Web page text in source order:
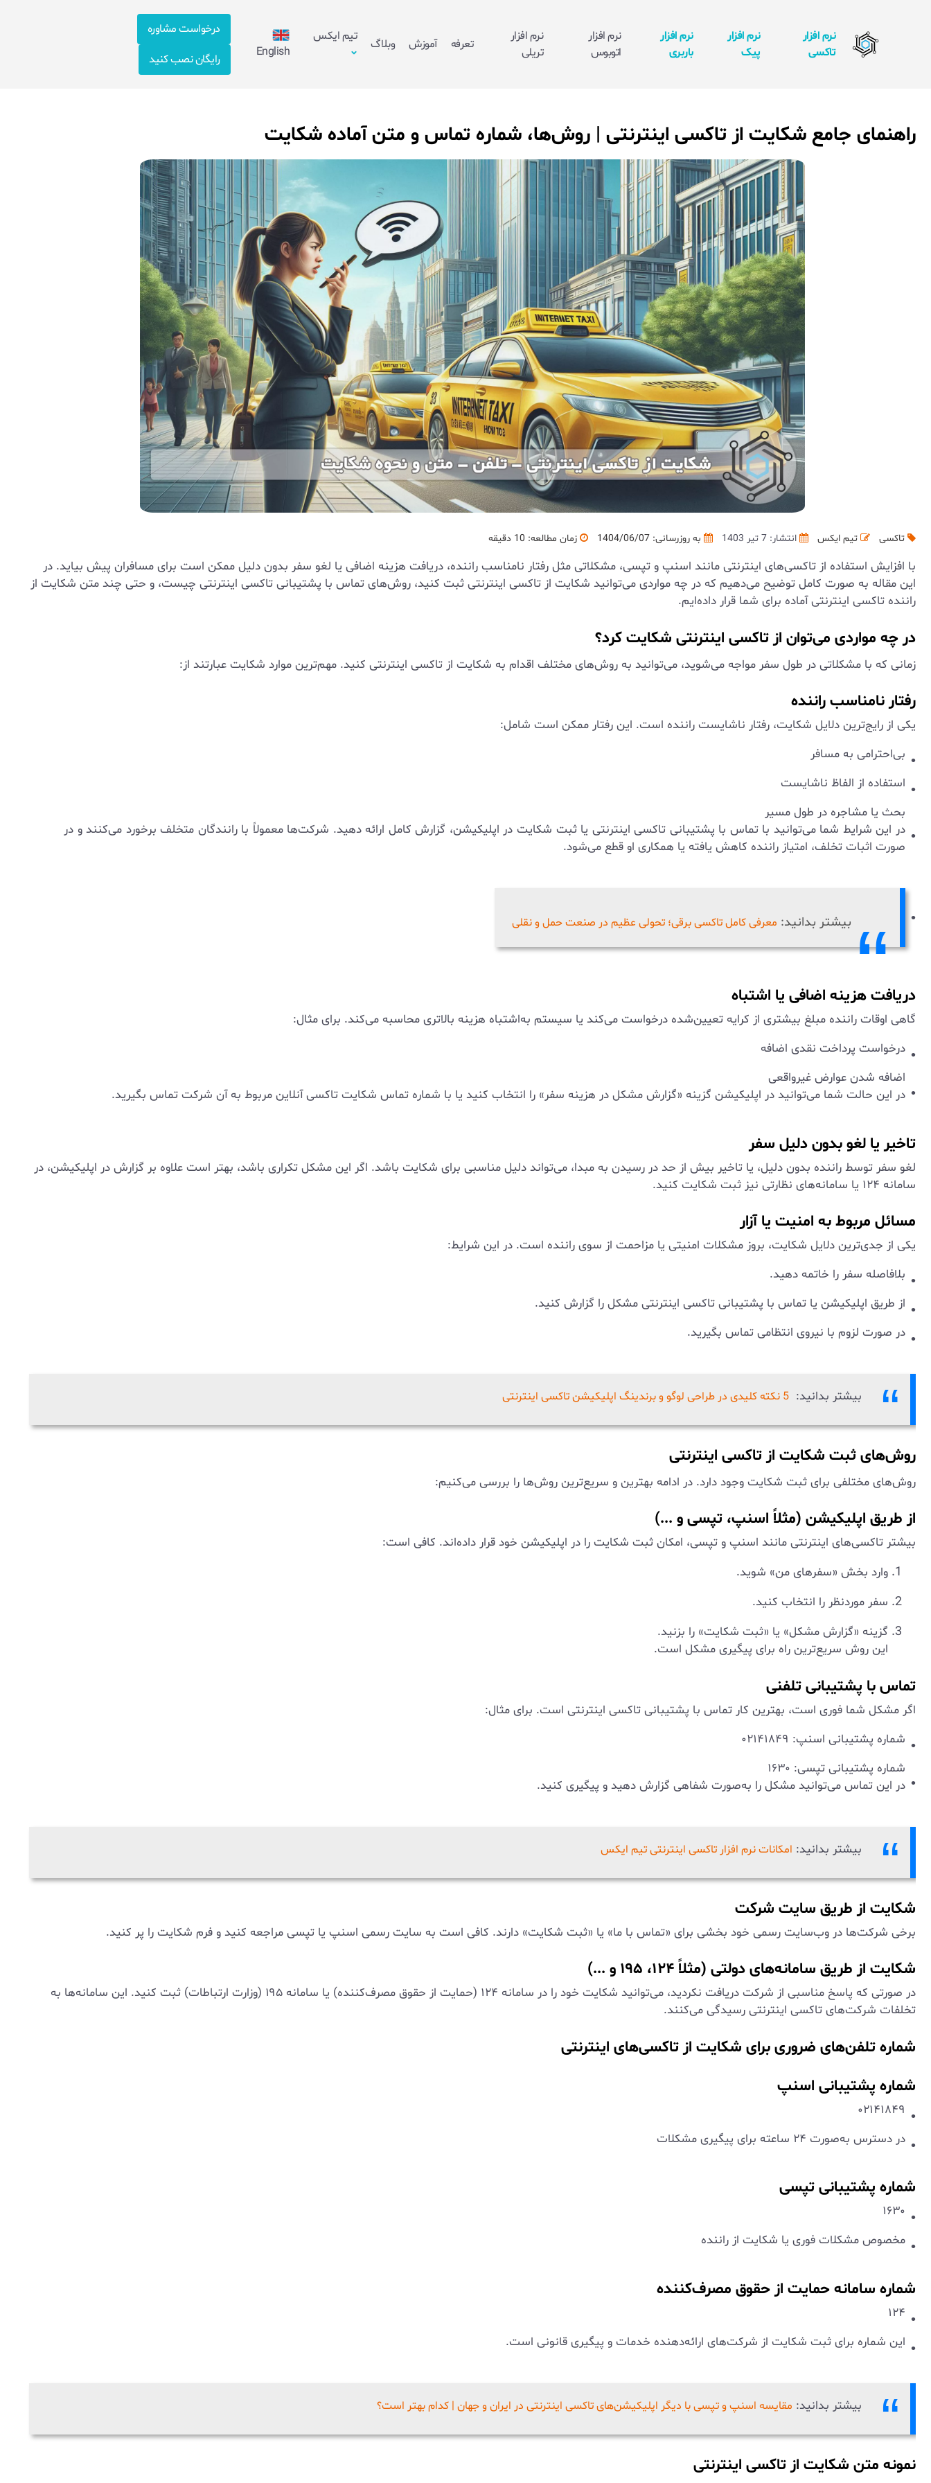
نرم افزار
تاکسی
نرم افزار
پیک
نرم افزار
باربری
نرم افزار
اتوبوس
نرم افزار
تریلی
تعرفه آموزش وبلاگ
تیم ایکس
English
درخواست مشاوره
رایگان نصب کنید
راهنمای جامع شکایت از تاکسی اینترنتی | روش‌ها، شماره تماس و متن آماده شکایت
تاکسی تیم ایکس انتشار: 7 تیر 1403 به روزرسانی: 1404/06/07 زمان مطالعه: 10 دقیقه
با افزایش استفاده از تاکسی‌های اینترنتی مانند اسنپ و تپسی، مشکلاتی مثل رفتار نامناسب راننده، دریافت هزینه اضافی یا لغو سفر بدون دلیل ممکن است برای مسافران پیش بیاید. در
این مقاله به صورت کامل توضیح می‌دهیم که در چه مواردی می‌توانید شکایت از تاکسی اینترنتی ثبت کنید، روش‌های تماس با پشتیبانی تاکسی اینترنتی چیست، و حتی چند متن شکایت از
راننده تاکسی اینترنتی آماده برای شما قرار داده‌ایم.
در چه مواردی می‌توان از تاکسی اینترنتی شکایت کرد؟
زمانی که با مشکلاتی در طول سفر مواجه می‌شوید، می‌توانید به روش‌های مختلف اقدام به شکایت از تاکسی اینترنتی کنید. مهم‌ترین موارد شکایت عبارتند از:
رفتار نامناسب راننده
یکی از رایج‌ترین دلایل شکایت، رفتار ناشایست راننده است. این رفتار ممکن است شامل:
بی‌احترامی به مسافر
استفاده از الفاظ ناشایست
بحث یا مشاجره در طول مسیر
در این شرایط شما می‌توانید با تماس با پشتیبانی تاکسی اینترنتی یا ثبت شکایت در اپلیکیشن، گزارش کامل ارائه دهید. شرکت‌ها معمولاً با رانندگان متخلف برخورد می‌کنند و در
صورت اثبات تخلف، امتیاز راننده کاهش یافته یا همکاری او قطع می‌شود.
بیشتر بدانید: معرفی کامل تاکسی برقی؛ تحولی عظیم در صنعت حمل و نقلی
دریافت هزینه اضافی یا اشتباه
گاهی اوقات راننده مبلغ بیشتری از کرایه تعیین‌شده درخواست می‌کند یا سیستم به‌اشتباه هزینه بالاتری محاسبه می‌کند. برای مثال:
درخواست پرداخت نقدی اضافه
اضافه شدن عوارض غیرواقعی
در این حالت شما می‌توانید در اپلیکیشن گزینه «گزارش مشکل در هزینه سفر» را انتخاب کنید یا با شماره تماس شکایت تاکسی آنلاین مربوط به آن شرکت تماس بگیرید.
تاخیر یا لغو بدون دلیل سفر
لغو سفر توسط راننده بدون دلیل، یا تاخیر بیش از حد در رسیدن به مبدا، می‌تواند دلیل مناسبی برای شکایت باشد. اگر این مشکل تکراری باشد، بهتر است علاوه بر گزارش در اپلیکیشن، در
سامانه ۱۲۴ یا سامانه‌های نظارتی نیز ثبت شکایت کنید.
مسائل مربوط به امنیت یا آزار
یکی از جدی‌ترین دلایل شکایت، بروز مشکلات امنیتی یا مزاحمت از سوی راننده است. در این شرایط:
بلافاصله سفر را خاتمه دهید.
از طریق اپلیکیشن یا تماس با پشتیبانی تاکسی اینترنتی مشکل را گزارش کنید.
در صورت لزوم با نیروی انتظامی تماس بگیرید.
بیشتر بدانید: 5 نکته کلیدی در طراحی لوگو و برندینگ اپلیکیشن تاکسی اینترنتی
روش‌های ثبت شکایت از تاکسی اینترنتی
روش‌های مختلفی برای ثبت شکایت وجود دارد. در ادامه بهترین و سریع‌ترین روش‌ها را بررسی می‌کنیم:
از طریق اپلیکیشن (مثلاً اسنپ، تپسی و ...)
بیشتر تاکسی‌های اینترنتی مانند اسنپ و تپسی، امکان ثبت شکایت را در اپلیکیشن خود قرار داده‌اند. کافی است:
وارد بخش «سفرهای من» شوید.
سفر موردنظر را انتخاب کنید.
گزینه «گزارش مشکل» یا «ثبت شکایت» را بزنید.
این روش سریع‌ترین راه برای پیگیری مشکل است.
تماس با پشتیبانی تلفنی
اگر مشکل شما فوری است، بهترین کار تماس با پشتیبانی تاکسی اینترنتی است. برای مثال:
شماره پشتیبانی اسنپ: ۰۲۱۴۱۸۴۹
شماره پشتیبانی تپسی: ۱۶۳۰
در این تماس می‌توانید مشکل را به‌صورت شفاهی گزارش دهید و پیگیری کنید.
بیشتر بدانید: امکانات نرم افزار تاکسی اینترنتی تیم ایکس
شکایت از طریق سایت شرکت
برخی شرکت‌ها در وب‌سایت رسمی خود بخشی برای «تماس با ما» یا «ثبت شکایت» دارند. کافی است به سایت رسمی اسنپ یا تپسی مراجعه کنید و فرم شکایت را پر کنید.
شکایت از طریق سامانه‌های دولتی (مثلاً ۱۲۴، ۱۹۵ و ...)
در صورتی که پاسخ مناسبی از شرکت دریافت نکردید، می‌توانید شکایت خود را در سامانه ۱۲۴ (حمایت از حقوق مصرف‌کننده) یا سامانه ۱۹۵ (وزارت ارتباطات) ثبت کنید. این سامانه‌ها به
تخلفات شرکت‌های تاکسی اینترنتی رسیدگی می‌کنند.
شماره تلفن‌های ضروری برای شکایت از تاکسی‌های اینترنتی
شماره پشتیبانی اسنپ
۰۲۱۴۱۸۴۹
در دسترس به‌صورت ۲۴ ساعته برای پیگیری مشکلات
شماره پشتیبانی تپسی
۱۶۳۰
مخصوص مشکلات فوری یا شکایت از راننده
شماره سامانه حمایت از حقوق مصرف‌کننده
۱۲۴
این شماره برای ثبت شکایت از شرکت‌های ارائه‌دهنده خدمات و پیگیری قانونی است.
بیشتر بدانید: مقایسه اسنپ و تپسی با دیگر اپلیکیشن‌های تاکسی اینترنتی در ایران و جهان | کدام بهتر است؟
نمونه متن شکایت از تاکسی اینترنتی